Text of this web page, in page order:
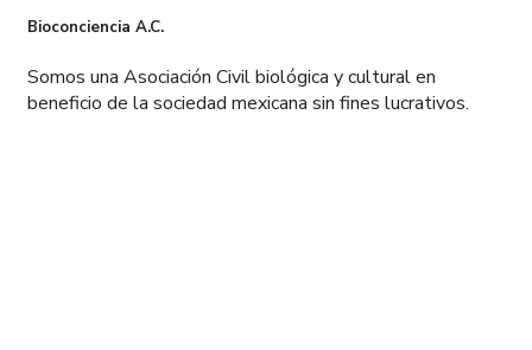
Bioconciencia A.C.
Somos una Asociación Civil biológica y cultural en
beneficio de la sociedad mexicana sin fines lucrativos.